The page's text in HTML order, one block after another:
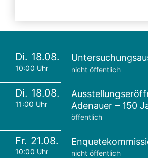
Di. 18.08.
10:00 Uhr nicht öffentlich
Di. 18.08.
11:00 Uhr
Adenauer – 150
öffentlich
Fr. 21.08.
10:00 Uhr nicht öffentlich